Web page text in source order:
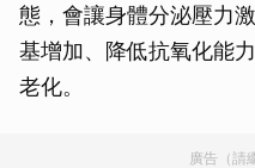
態，會讓身體分泌壓力
基增加、降低抗氧化能
老化。
廣告（請